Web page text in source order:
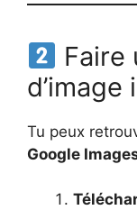
Faire
d’image
Tu peux
Google